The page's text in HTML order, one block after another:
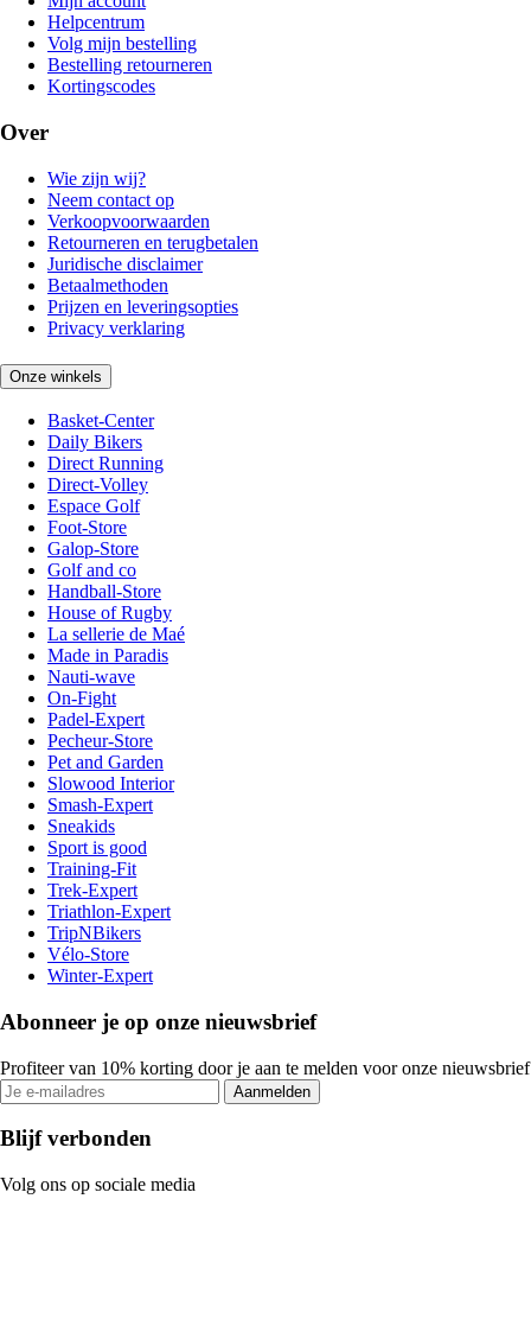
Helpcentrum
Volg mijn bestelling
Bestelling retourneren
Kortingscodes
Over
Wie zijn wij?
Neem contact op
Verkoopvoorwaarden
Retourneren en terugbetalen
Juridische disclaimer
Betaalmethoden
Prijzen en leveringsopties
Privacy verklaring
Onze winkels
Basket-Center
Daily Bikers
Direct Running
Direct-Volley
Espace Golf
Foot-Store
Galop-Store
Golf and co
Handball-Store
House of Rugby
La sellerie de Maé
Made in Paradis
Nauti-wave
On-Fight
Padel-Expert
Pecheur-Store
Pet and Garden
Slowood Interior
Smash-Expert
Sneakids
Sport is good
Training-Fit
Trek-Expert
Triathlon-Expert
TripNBikers
Vélo-Store
Winter-Expert
Abonneer je op onze nieuwsbrief
Profiteer van 10% korting door je aan te melden voor onze nieuwsbrief
Aanmelden
Blijf verbonden
Volg ons op sociale media